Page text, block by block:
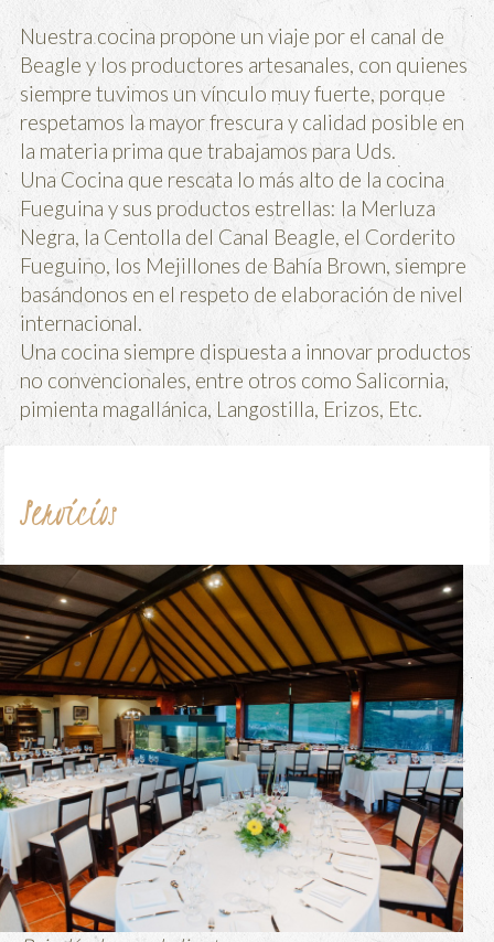
Nuestra cocina propone un viaje por el canal de
Beagle y los productores artesanales, con quienes
siempre tuvimos un vínculo muy fuerte, porque
respetamos la mayor frescura y calidad posible en
la materia prima que trabajamos para Uds.
Una Cocina que rescata lo más alto de la cocina
Fueguina y sus productos estrellas: la Merluza
Negra, la Centolla del Canal Beagle, el Corderito
Fueguino, los Mejillones de Bahía Brown, siempre
basándonos en el respeto de elaboración de nivel
internacional.
Una cocina siempre dispuesta a innovar productos
no convencionales, entre otros como Salicornia,
pimienta magallánica, Langostilla, Erizos, Etc.
Servicios